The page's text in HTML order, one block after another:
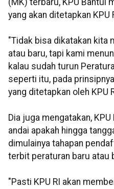
(MK) terbaru, KPU Bantul
yang akan ditetapkan KPU
"Tidak bisa dikatakan kita
atau baru, tapi kami
kalau sudah turun
seperti itu, pada
yang ditetapkan oleh KPU
Dia juga mengatakan,
andai apakah hingga
dimulainya tahapan
terbit peraturan baru atau
"Pasti KPU RI akan